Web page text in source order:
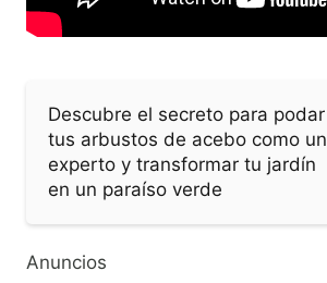
Descubre el secreto para podar
tus arbustos de acebo como un
experto y transformar tu jardín
en un paraíso verde
Anuncios